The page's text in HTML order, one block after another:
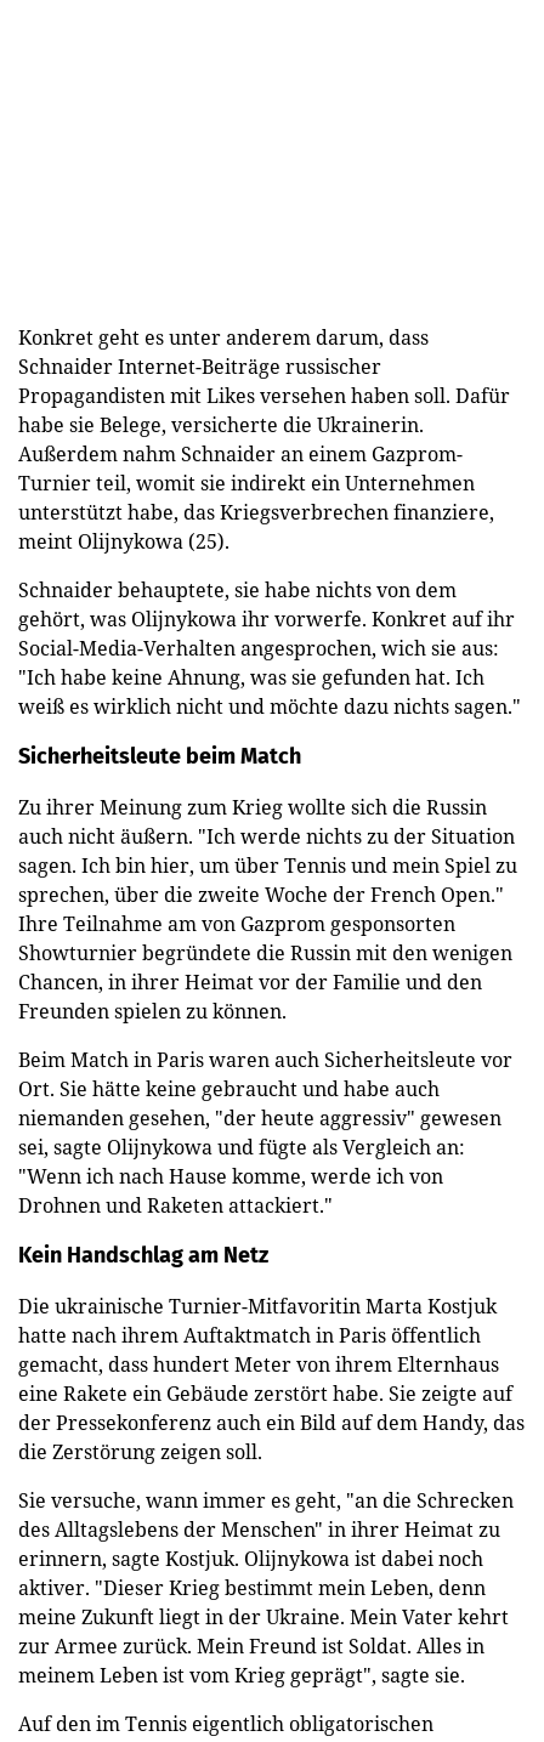
Konkret geht es unter anderem darum, dass
Schnaider Internet-Beiträge russischer
Propagandisten mit Likes versehen haben soll. Dafür
habe sie Belege, versicherte die Ukrainerin.
Außerdem nahm Schnaider an einem Gazprom-
Turnier teil, womit sie indirekt ein Unternehmen
unterstützt habe, das Kriegsverbrechen finanziere,
meint Olijnykowa (25).
Schnaider behauptete, sie habe nichts von dem
gehört, was Olijnykowa ihr vorwerfe. Konkret auf ihr
Social-Media-Verhalten angesprochen, wich sie aus:
"Ich habe keine Ahnung, was sie gefunden hat. Ich
weiß es wirklich nicht und möchte dazu nichts sagen."
Sicherheitsleute beim Match
Zu ihrer Meinung zum Krieg wollte sich die Russin
auch nicht äußern. "Ich werde nichts zu der Situation
sagen. Ich bin hier, um über Tennis und mein Spiel zu
sprechen, über die zweite Woche der French Open."
Ihre Teilnahme am von Gazprom gesponsorten
Showturnier begründete die Russin mit den wenigen
Chancen, in ihrer Heimat vor der Familie und den
Freunden spielen zu können.
Beim Match in Paris waren auch Sicherheitsleute vor
Ort. Sie hätte keine gebraucht und habe auch
niemanden gesehen, "der heute aggressiv" gewesen
sei, sagte Olijnykowa und fügte als Vergleich an:
"Wenn ich nach Hause komme, werde ich von
Drohnen und Raketen attackiert."
Kein Handschlag am Netz
Die ukrainische Turnier-Mitfavoritin Marta Kostjuk
hatte nach ihrem Auftaktmatch in Paris öffentlich
gemacht, dass hundert Meter von ihrem Elternhaus
eine Rakete ein Gebäude zerstört habe. Sie zeigte auf
der Pressekonferenz auch ein Bild auf dem Handy, das
die Zerstörung zeigen soll.
Sie versuche, wann immer es geht, "an die Schrecken
des Alltagslebens der Menschen" in ihrer Heimat zu
erinnern, sagte Kostjuk. Olijnykowa ist dabei noch
aktiver. "Dieser Krieg bestimmt mein Leben, denn
meine Zukunft liegt in der Ukraine. Mein Vater kehrt
zur Armee zurück. Mein Freund ist Soldat. Alles in
meinem Leben ist vom Krieg geprägt", sagte sie.
Auf den im Tennis eigentlich obligatorischen